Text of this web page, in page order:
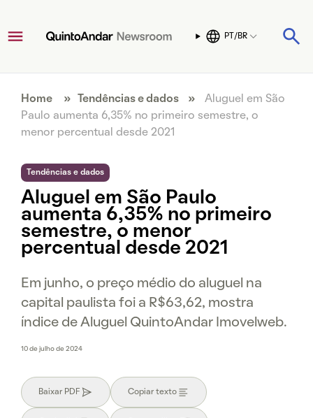
PT/BR
Home » Tendências e dados »
Aluguel em São
Paulo aumenta 6,35% no primeiro semestre, o
menor percentual desde 2021
Tendências e dados
Aluguel em São Paulo
aumenta 6,35% no primeiro
semestre, o menor
percentual desde 2021
Em junho, o preço médio do aluguel na
capital paulista foi a R$63,62, mostra
índice de Aluguel QuintoAndar Imovelweb.
10 de julho de 2024
Baixar PDF Copiar texto